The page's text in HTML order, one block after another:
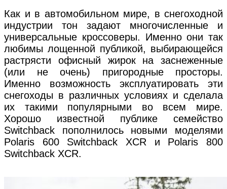
Как и в автомобильном мире, в снегоходной
индустрии тон задают многочисленные и
универсальные кроссоверы. Именно они так
любимы лощенной публикой, выбирающейся
растрясти офисный жирок на заснеженные
(или не очень) пригородные просторы.
Именно возможность эксплуатировать эти
снегоходы в различных условиях и сделала
их такими популярными во всем мире.
Хорошо известной публике семейство
Switchback пополнилось новыми моделями
Polaris 600 Switchback XCR и Polaris 800
Switchback XCR.